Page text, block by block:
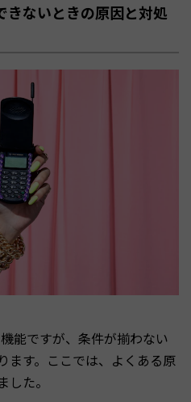
きないときの原因と対処
能ですが、条件が揃わない
ます。ここでは、よくある原
た。